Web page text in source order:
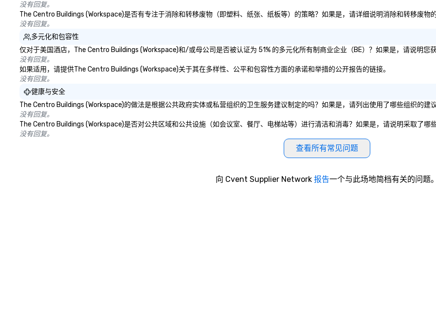
没有回复。
The Centro Buildings (Workspace)是否有专注于消除和转移废物（即塑料、纸张、纸板等）的策略？如果是，请详细说明消除和转移废物
没有回复。
多元化和包容性
仅对于美国酒店，The Centro Buildings (Workspace)和/或母公司是否被认证为 51% 的多元化所有制商业企业（BE）？如果是，请说明您
没有回复。
如果适用，请提供The Centro Buildings (Workspace)关于其在多样性、公平和包容性方面的承诺和举措的公开报告的链接。
没有回复。
健康与安全
The Centro Buildings (Workspace)的做法是根据公共政府实体或私营组织的卫生服务建议制定的吗？如果是，请列出使用了哪些组织的建
没有回复。
The Centro Buildings (Workspace)是否对公共区域和公共设施（如会议室、餐厅、电梯站等）进行清洁和消毒？如果是，请说明采取了哪
没有回复。
查看所有常见问题
向 Cvent Supplier Network 报告一个与此场地简档有关的问题